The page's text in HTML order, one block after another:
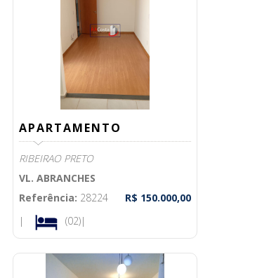
APARTAMENTO
RIBEIRAO PRETO
VL. ABRANCHES
Referência: 28224
R$ 150.000,00
|
(02)|